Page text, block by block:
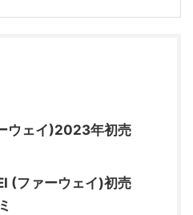
ウェイ)2023年初売
(ファーウェイ)初売